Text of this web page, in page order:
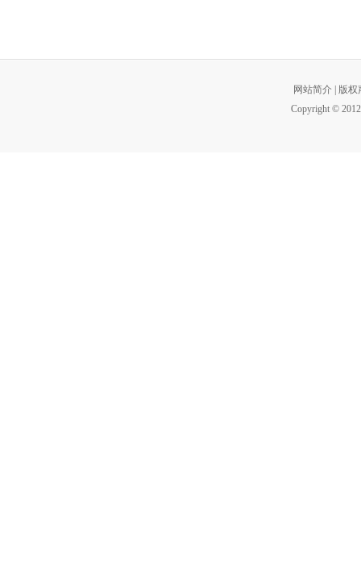
网站简介
版权
Copyright ©